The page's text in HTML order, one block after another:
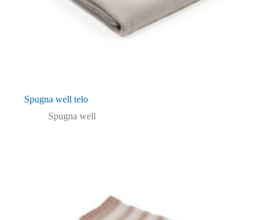
Spugna well telo
Spugna well